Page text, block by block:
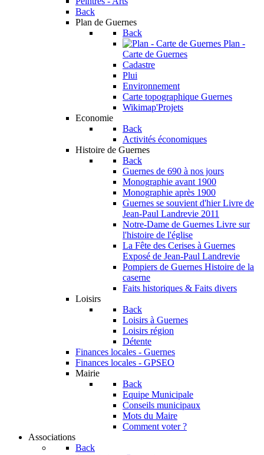
Back
Plan de Guernes
Back
Plan -
Carte de Guernes
Cadastre
Plui
Environnement
Carte topographique Guernes
Wikimap'Projets
Economie
Back
Activités économiques
Histoire de Guernes
Back
Guernes de 690 à nos jours
Monographie avant 1900
Monographie après 1900
Guernes se souvient d'hier Livre de
Jean-Paul Landrevie 2011
Notre-Dame de Guernes Livre sur
l'histoire de l'église
La Fête des Cerises à Guernes
Exposé de Jean-Paul Landrevie
Pompiers de Guernes Histoire de la
caserne
Faits historiques & Faits divers
Loisirs
Back
Loisirs à Guernes
Loisirs région
Détente
Finances locales - Guernes
Finances locales - GPSEO
Mairie
Back
Equipe Municipale
Conseils municipaux
Mots du Maire
Comment voter ?
Associations
Back